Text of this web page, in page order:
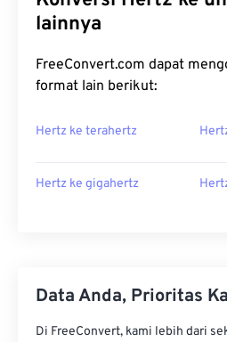
lainnya
FreeConvert.com dapat
format lain berikut:
Hertz ke terahertz
Hertz ke gigahertz
Data Anda, Prioritas
Di FreeConvert, kami lebih dari